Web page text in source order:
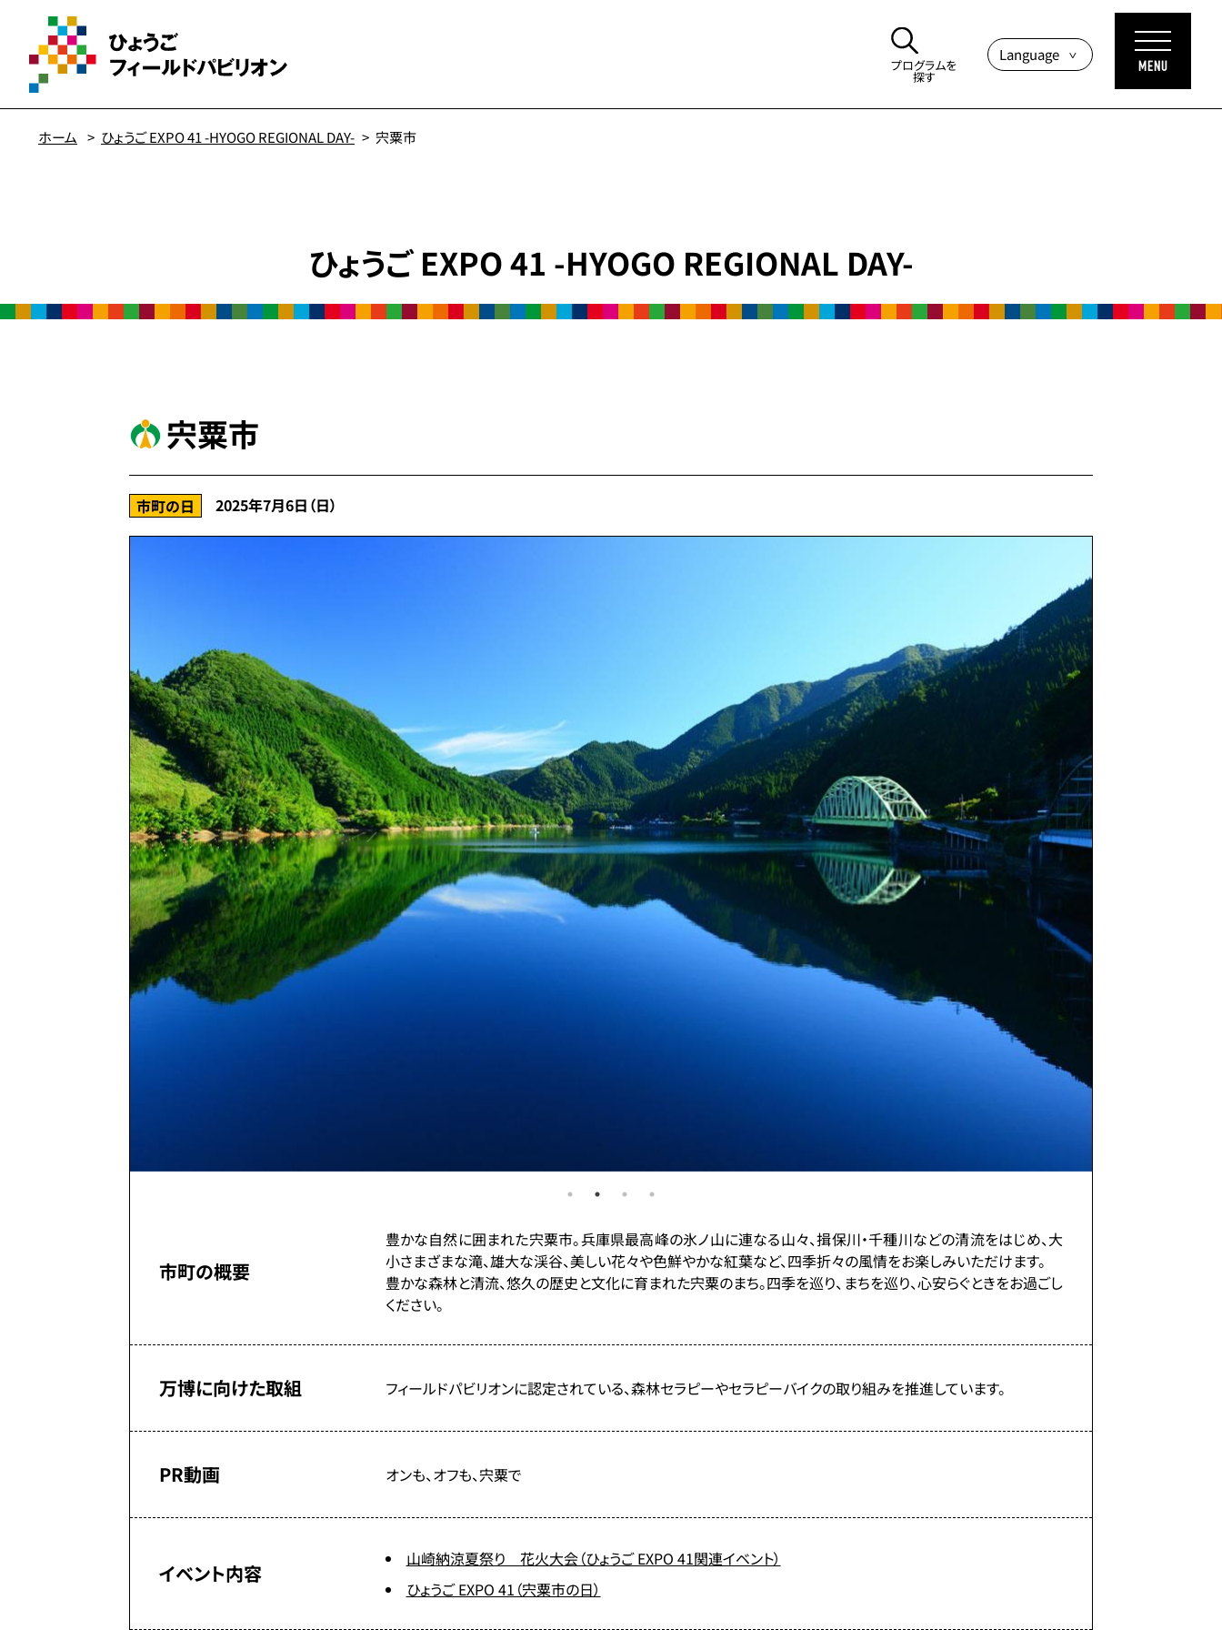
プログラムを
探す
ホーム ひょうご EXPO 41 -HYOGO REGIONAL DAY- 宍粟市
ひょうご EXPO 41 -HYOGO REGIONAL DAY-
宍粟市
市町の日 2025年7月6日（日）
市町の概要
豊かな自然に囲まれた宍粟市。兵庫県最高峰の氷ノ山に連なる山々、揖保川・千種川などの清流をはじめ、大
小さまざまな滝、雄大な渓谷、美しい花々や色鮮やかな紅葉など、四季折々の風情をお楽しみいただけます。
豊かな森林と清流、悠久の歴史と文化に育まれた宍粟のまち。四季を巡り、まちを巡り、心安らぐときをお過ごし
ください。
万博に向けた取組 フィールドパビリオンに認定されている、森林セラピーやセラピーバイクの取り組みを推進しています。
PR動画 オンも、オフも、宍粟で
イベント内容
山崎納涼夏祭り 花火大会（ひょうご EXPO 41関連イベント）
ひょうご EXPO 41（宍粟市の日）